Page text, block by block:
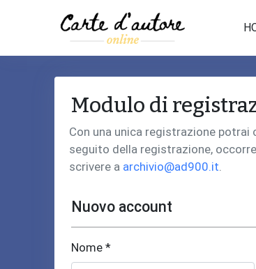
Modulo di
Con una unica registrazione
seguito della registrazione,
scrivere a archivio@ad900.it.
Nuovo account
Nome *